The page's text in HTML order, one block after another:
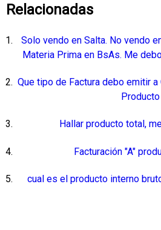
Relacionadas
Solo vendo en Salta. No vendo
Materia Prima en BsAs. Me
Que tipo de Factura debo emitir
Producto
Hallar producto total,
Facturación "A"
cual es el producto interno